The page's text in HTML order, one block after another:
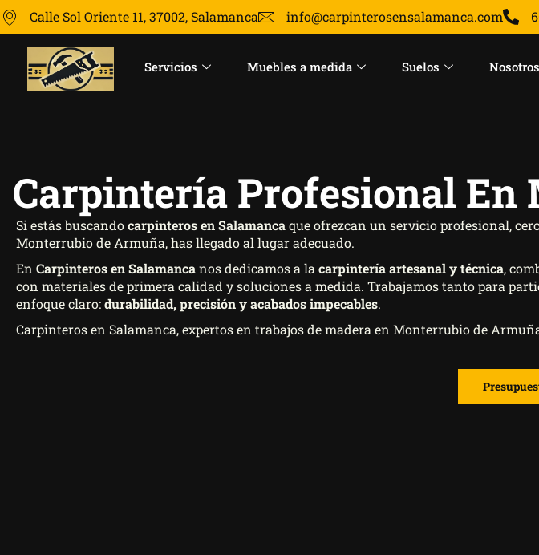
Calle Sol Oriente 11, 37002, Salamanca info@carpinterosensalamanca.com
Servicios Muebles a medida Suelos Nosotros
Carpintería Profesional
Si estás buscandocarpinteros en Salamancaque ofrezcan un servicio profesional,
Monterrubio de Armuña, has llegado al lugar adecuado.
En Carpinteros en Salamancanos dedicamos a la carpintería artesanal y técnica,
con materiales de primera calidad y soluciones a medida. Trabajamos tanto para
enfoque claro:durabilidad, precisión y acabados impecables.
Carpinteros en Salamanca, expertos en trabajos de madera en Monterrubio de